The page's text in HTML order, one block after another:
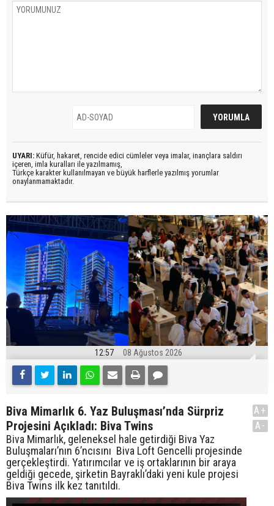
UYARI: Küfür, hakaret, rencide edici cümleler veya imalar, inançlara saldırı
içeren, imla kuralları ile yazılmamış,
Türkçe karakter kullanılmayan ve büyük harflerle yazılmış yorumlar
onaylanmamaktadır.
12:57 08 Ağustos 2026
Biva Mimarlık 6. Yaz Buluşması’nda Sürpriz
Projesini Açıkladı: Biva Twins
Biva Mimarlık, geleneksel hale getirdiği Biva Yaz
Buluşmaları’nın 6’ncısını Biva Loft Gencelli projesinde
gerçekleştirdi. Yatırımcılar ve iş ortaklarının bir araya
geldiği gecede, şirketin Bayraklı’daki yeni kule projesi
Biva Twins ilk kez tanıtıldı.
A+
A-